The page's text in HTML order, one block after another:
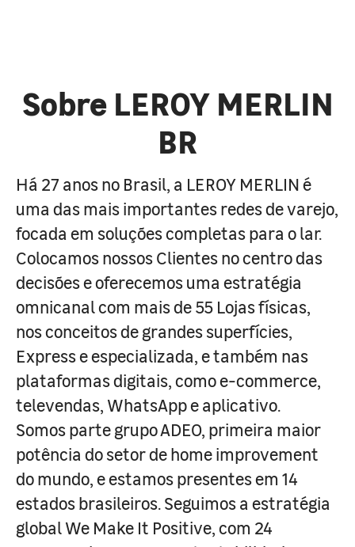
Sobre LEROY MERLIN
BR
Há 27 anos no Brasil, a LEROY MERLIN é
uma das mais importantes redes de varejo,
focada em soluções completas para o lar.
Colocamos nossos Clientes no centro das
decisões e oferecemos uma estratégia
omnicanal com mais de 55 Lojas físicas,
nos conceitos de grandes superfícies,
Express e especializada, e também nas
plataformas digitais, como e-commerce,
televendas, WhatsApp e aplicativo.
Somos parte grupo ADEO, primeira maior
potência do setor de home improvement
do mundo, e estamos presentes em 14
estados brasileiros. Seguimos a estratégia
global We Make It Positive, com 24